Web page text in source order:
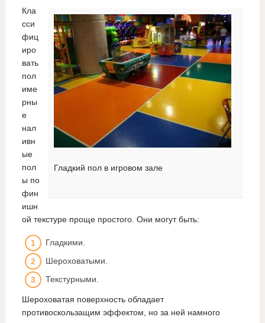
Гладкий пол в игровом зале
Кла
сси
фиц
иро
вать
пол
име
рны
е
нал
ивн
ые
пол
ы по
фин
ишн
ой текстуре проще простого. Они могут быть:
Гладкими.
Шероховатыми.
Текстурными.
Шероховатая поверхность обладает
противоскользащим эффектом, но за ней намного